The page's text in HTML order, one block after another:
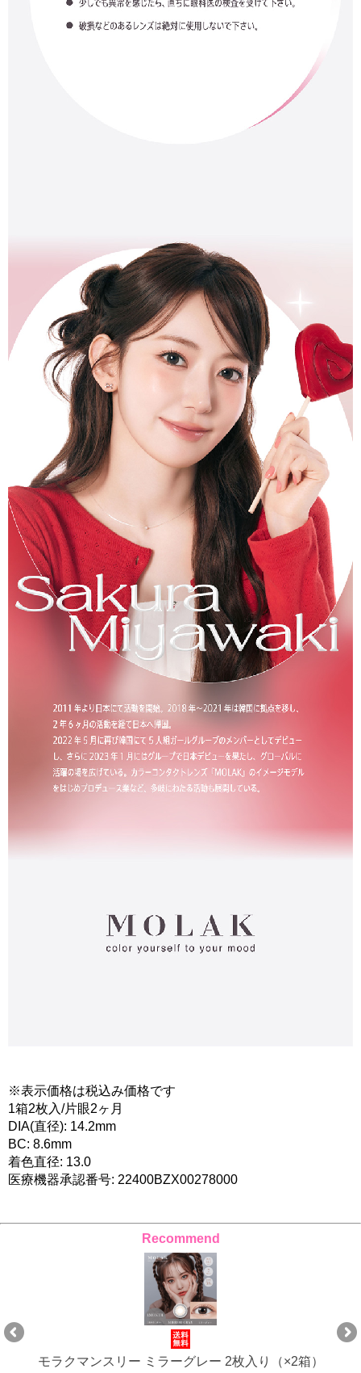
※表示価格は税込み価格です
1箱2枚入/片眼2ヶ月
DIA(直径): 14.2mm
BC: 8.6mm
着色直径: 13.0
医療機器承認番号: 22400BZX00278000
Recommend
モラクマンスリー ミラーグレー 2枚入り（×2箱）